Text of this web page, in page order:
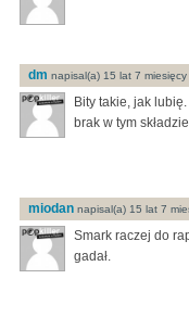
dm napisal(a) 15 lat 7 miesięcy
Bity takie, jak
brak w tym
miodan napisal(a) 15 lat 7
Smark raczej do
gadał.